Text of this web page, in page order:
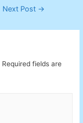
Next Post →
Required fields are